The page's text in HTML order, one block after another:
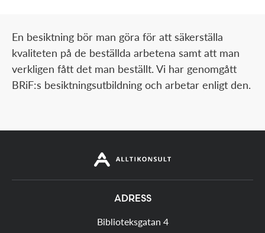
En besiktning bör man göra för att säkerställa
kvaliteten på de beställda arbetena samt att man
verkligen fått det man beställt. Vi har genomgått
BRiF:s besiktningsutbildning och arbetar enligt den.
ADRESS
Biblioteksgatan 4